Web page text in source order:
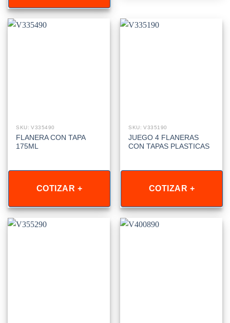
SKU: V335490
FLANERA CON TAPA
175ML
COTIZAR +
SKU: V335190
JUEGO 4 FLANERAS
CON TAPAS PLASTICAS
COTIZAR +